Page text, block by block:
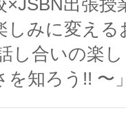
読了時間: 5分
和歌山県立日
出張授業
みに変える